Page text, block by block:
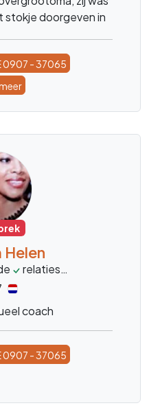
doorgeven in
processen , reis in
te gek, ik kom snel
zijn, met sterke
het met alle liefde en
weer verder kan.
0907 - 37065
Helen
relaties
coach
0907 - 37065